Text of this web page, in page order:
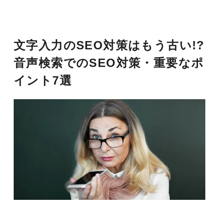
文字入力のSEO対策はもう古い!?
音声検索でのSEO対策・重要なポ
イント7選